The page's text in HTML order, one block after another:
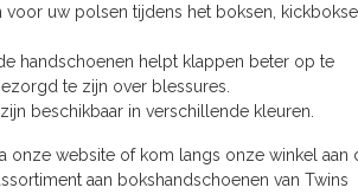
uw polsen tijdens het boksen,
handschoenen helpt klappen beter op te
te zijn over blessures.
beschikbaar in verschillende kleuren.
onze website of kom langs onze winkel aan
aan bokshandschoenen van Twins